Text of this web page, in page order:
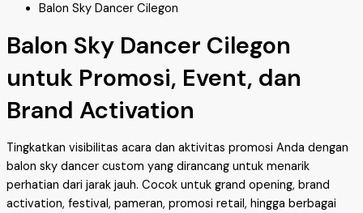
Balon Sky Dancer Cilegon
Balon Sky Dancer Cilegon
untuk Promosi, Event, dan
Brand Activation
Tingkatkan visibilitas acara dan aktivitas promosi Anda dengan
balon sky dancer custom yang dirancang untuk menarik
perhatian dari jarak jauh. Cocok untuk grand opening, brand
activation, festival, pameran, promosi retail, hingga berbagai